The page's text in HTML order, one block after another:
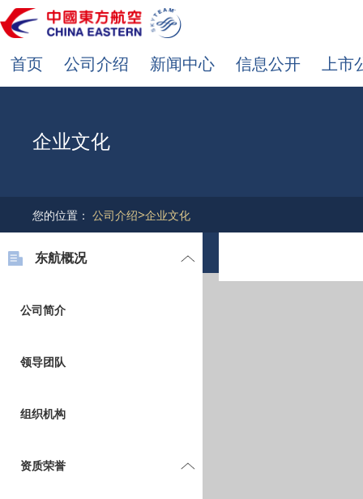
首页 公司介绍 新闻中心 信息公开 上市
企业文化
您的位置： 公司介绍>企业文化
东航概况
公司简介
领导团队
组织机构
资质荣誉